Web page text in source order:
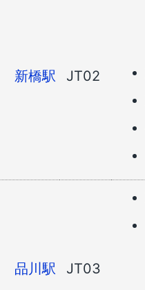
新橋駅 JT02
品川駅 JT03